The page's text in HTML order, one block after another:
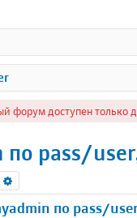
форум доступен только
по pass/
по pass/